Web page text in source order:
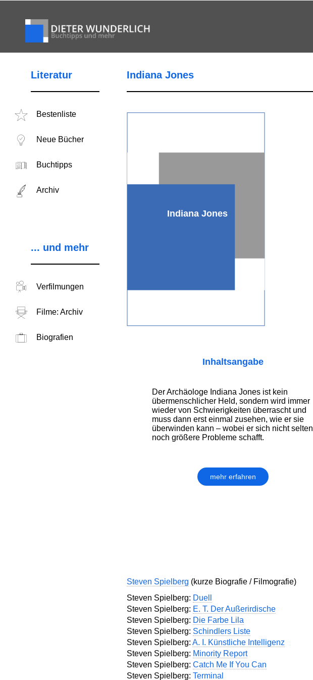
Literatur
Bestenliste
Neue Bücher
Buchtipps
Archiv
... und mehr
Verfilmungen
Filme: Archiv
Biografien
Indiana Jones
Indiana Jones
Inhaltsangabe
Der Archäologe Indiana Jones ist kein
übermenschlicher Held, sondern wird immer
wieder von Schwierigkeiten überrascht und
muss dann erst einmal zusehen, wie er sie
überwinden kann – wobei er sich nicht selten
noch größere Probleme schafft.
mehr erfahren
Steven Spielberg (kurze Biografie / Filmografie)
Steven Spielberg: Duell
Steven Spielberg: E. T. Der Außerirdische
Steven Spielberg: Die Farbe Lila
Steven Spielberg: Schindlers Liste
Steven Spielberg: A. I. Künstliche Intelligenz
Steven Spielberg: Minority Report
Steven Spielberg: Catch Me If You Can
Steven Spielberg: Terminal